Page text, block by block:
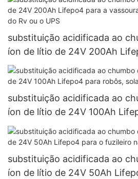
substituição acidificada ao
íon de lítio de 24V 200Ah
vassoura, o fuzileiro naval
substituição acidificada ao
íon de lítio de 24V 100Ah
solar Rv Marine ou UPS
substituição acidificada ao
íon de lítio de 24V 50Ah